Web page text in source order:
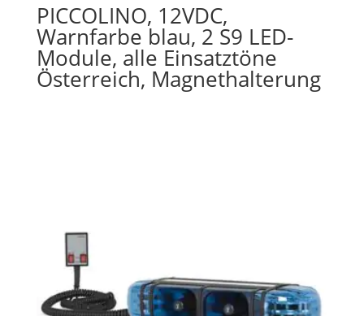
PICCOLINO, 12VDC,
Warnfarbe blau, 2 S9 LED-
Module, alle Einsatztöne
Österreich, Magnethalterung